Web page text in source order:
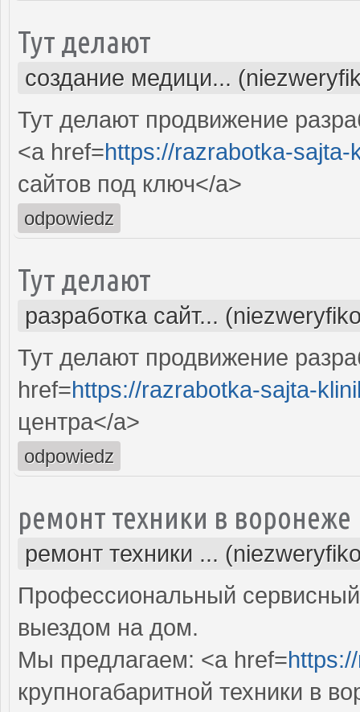
Тут делают
создание медици...
Тут делают продвижение
<a href=https://razrabotka-sajta-
сайтов под ключ</a>
odpowiedz
Тут делают
разработка сайт...
Тут делают продвижение
href=https://razrabotka-sajta-
центра</a>
odpowiedz
ремонт техники в воронеже
ремонт техники ...
Профессиональный
выездом на дом.
Мы предлагаем: <a href=
крупногабаритной техники в